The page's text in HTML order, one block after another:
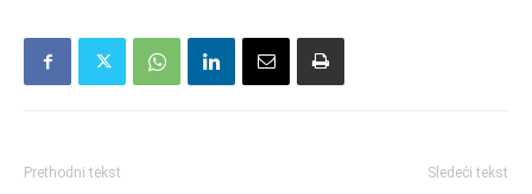
Prethodni tekst Sledeći tekst